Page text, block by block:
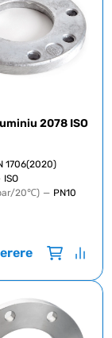
2078 ISO
1706(2020)
ISO
20℃) — PN10